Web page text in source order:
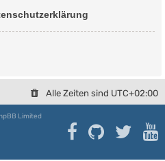
Alle Zeiten sind UTC+02:00
Limited